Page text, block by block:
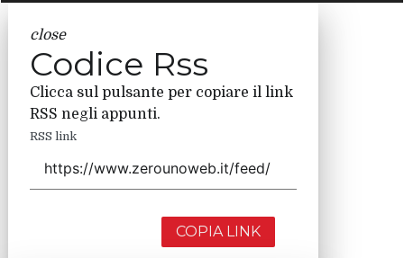
close
Codice Rss
Clicca sul pulsante per copiare il link
RSS negli appunti.
RSS link
COPIA LINK